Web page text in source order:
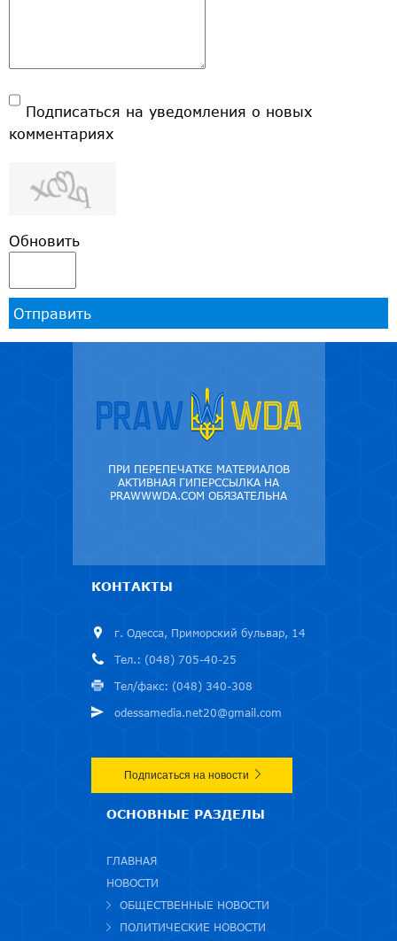
Подписаться на уведомления о новых
комментариях
Обновить
Отправить
ПРИ ПЕРЕПЕЧАТКЕ МАТЕРИАЛОВ
АКТИВНАЯ ГИПЕРССЫЛКА НА
PRAWWWDA.COM ОБЯЗАТЕЛЬНА
КОНТАКТЫ
г. Одесса, Приморский бульвар, 14
Тел.: (048) 705-40-25
Тел/факс: (048) 340-308
odessamedia.net20@gmail.com
Подписаться на новости
ОСНОВНЫЕ РАЗДЕЛЫ
ГЛАВНАЯ
НОВОСТИ
ОБЩЕСТВЕННЫЕ НОВОСТИ
ПОЛИТИЧЕСКИЕ НОВОСТИ